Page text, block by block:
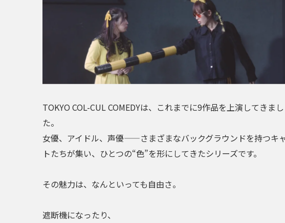
TOKYO COL-CUL COMEDYは、これまでに9作品を上演してきまし
た。
女優、アイドル、声優——さまざまなバックグラウンドを持つキ
トたちが集い、ひとつの“色”を形にしてきたシリーズです。
その魅力は、なんといっても自由さ。
遮断機になったり、